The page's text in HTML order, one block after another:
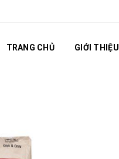
TRANG CHỦ GIỚI THIỆU